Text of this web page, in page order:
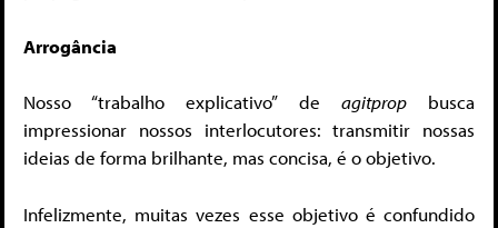
Arrogância
Nosso “trabalho explicativo” de agitpropbusca
impressionar nossos interlocutores: transmitir nossas
ideias de forma brilhante, mas concisa, é o objetivo.
Infelizmente, muitas vezes esse objetivo é confundido